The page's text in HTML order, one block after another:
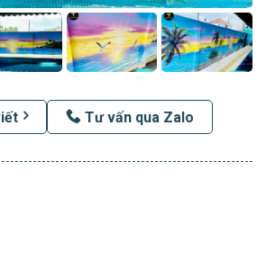
Tư vấn qua Zalo